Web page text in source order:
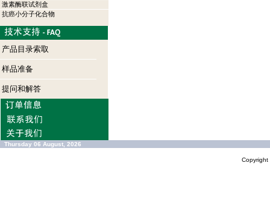
激素酶联试剂盒
抗癌小分子化合物
产品目录索取
样品准备
提问和解答
Thursday 06 August, 2026